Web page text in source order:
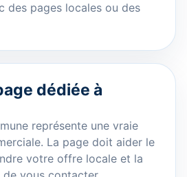
des pages locales ou des
dédiée à
représente une vraie
La page doit aider le
votre offre locale et la